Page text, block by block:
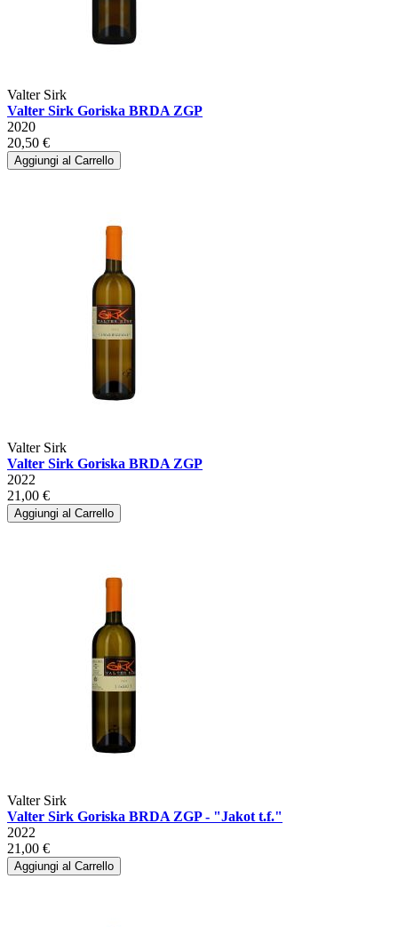
Valter Sirk
Valter Sirk Goriska BRDA ZGP
2020
20,50 €
Aggiungi al Carrello
Valter Sirk
Valter Sirk Goriska BRDA ZGP
2022
21,00 €
Aggiungi al Carrello
Valter Sirk
Valter Sirk Goriska BRDA ZGP - "Jakot t.f."
2022
21,00 €
Aggiungi al Carrello